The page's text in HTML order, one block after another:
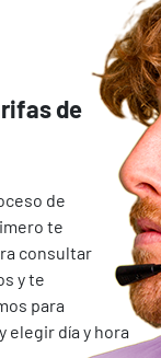
de
de
te
consultar
y te
para
elegir día y hora